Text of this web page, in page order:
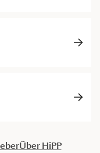
Über HiPP